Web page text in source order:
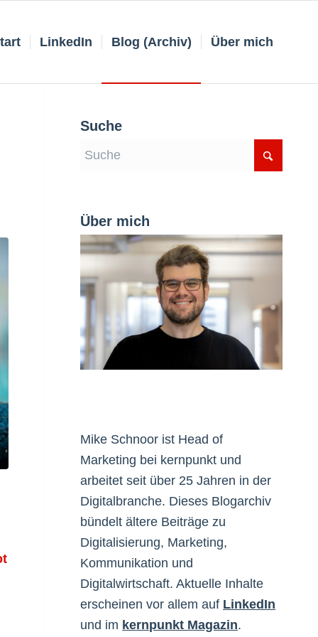
LinkedIn Blog (Archiv) Über mich
Suche
Über mich
Mike Schnoor ist Head of
Marketing bei kernpunkt und
arbeitet seit über 25 Jahren in der
Digitalbranche. Dieses Blogarchiv
bündelt ältere Beiträge zu
Digitalisierung, Marketing,
Kommunikation und
Digitalwirtschaft. Aktuelle Inhalte
erscheinen vor allem auf LinkedIn
und im kernpunkt Magazin.